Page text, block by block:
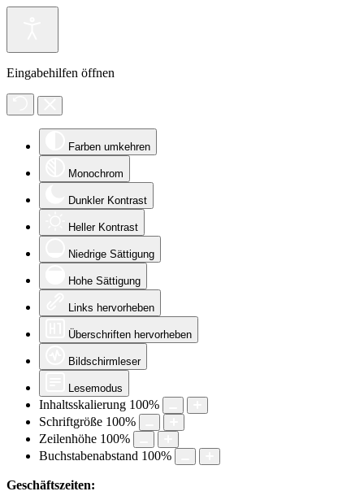
Eingabehilfen öffnen
Farben umkehren
Monochrom
Dunkler Kontrast
Heller Kontrast
Niedrige Sättigung
Hohe Sättigung
Links hervorheben
Überschriften hervorheben
Bildschirmleser
Lesemodus
Inhaltsskalierung 100%
Schriftgröße 100%
Zeilenhöhe 100%
Buchstabenabstand 100%
Geschäftszeiten: